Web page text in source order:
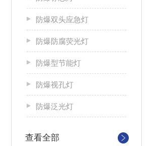
防爆双头应急灯
防爆防腐荧光灯
防爆型节能灯
防爆视孔灯
防爆泛光灯
查看全部